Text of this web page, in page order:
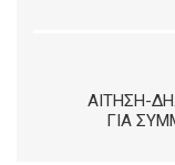
ΑΊΤΗΣΗ-
ΓΙΑ